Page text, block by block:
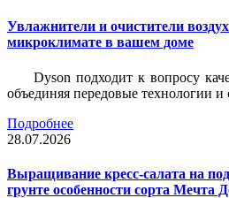
Увлажнители и очистители
микроклимате в вашем доме
Dyson подходит к вопросу
объединяя передовые технологии
Подробнее
28.07.2026
Выращивание кресс-салата на
грунте особенности сорта Мечта